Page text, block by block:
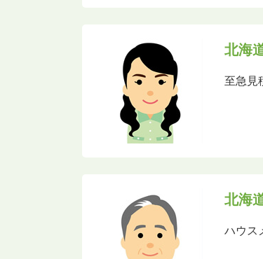
北海
至急見
北海
ハウス